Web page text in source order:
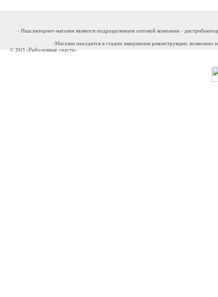
- Наш интернет-магазин является подразделением оптовой компании -
-Магазин находится в стадии завершения реконструкции, возможно
© 2015 «Рыболовные снасти»